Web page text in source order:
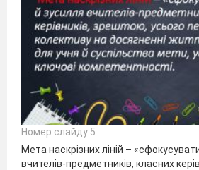
Номер слайду 5
Мета наскрізних ліній –
вчителів-предметників, класних